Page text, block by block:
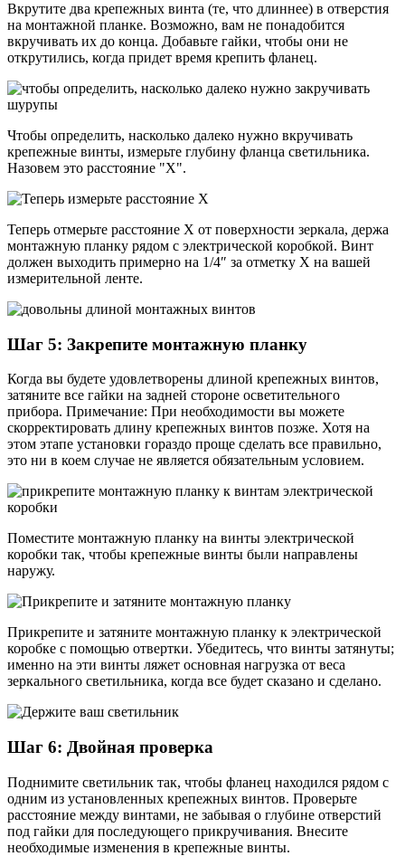
Вкрутите два крепежных винта (те, что длиннее) в отверстия
на монтажной планке. Возможно, вам не понадобится
вкручивать их до конца. Добавьте гайки, чтобы они не
открутились, когда придет время крепить фланец.
Чтобы определить, насколько далеко нужно вкручивать
крепежные винты, измерьте глубину фланца светильника.
Назовем это расстояние "X".
Теперь отмерьте расстояние X от поверхности зеркала, держа
монтажную планку рядом с электрической коробкой. Винт
должен выходить примерно на 1/4″ за отметку X на вашей
измерительной ленте.
Шаг 5: Закрепите монтажную планку
Когда вы будете удовлетворены длиной крепежных винтов,
затяните все гайки на задней стороне осветительного
прибора. Примечание: При необходимости вы можете
скорректировать длину крепежных винтов позже. Хотя на
этом этапе установки гораздо проще сделать все правильно,
это ни в коем случае не является обязательным условием.
Поместите монтажную планку на винты электрической
коробки так, чтобы крепежные винты были направлены
наружу.
Прикрепите и затяните монтажную планку к электрической
коробке с помощью отвертки. Убедитесь, что винты затянуты;
именно на эти винты ляжет основная нагрузка от веса
зеркального светильника, когда все будет сказано и сделано.
Шаг 6: Двойная проверка
Поднимите светильник так, чтобы фланец находился рядом с
одним из установленных крепежных винтов. Проверьте
расстояние между винтами, не забывая о глубине отверстий
под гайки для последующего прикручивания. Внесите
необходимые изменения в крепежные винты.